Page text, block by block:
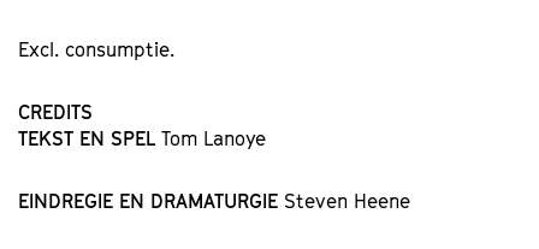
Excl. consumptie.
CREDITS
TEKST EN SPEL Tom Lanoye
EINDREGIE EN DRAMATURGIE Steven Heene